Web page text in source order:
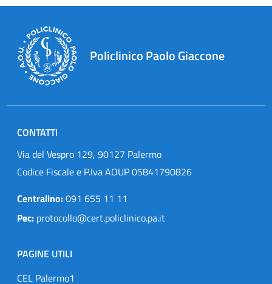
Policlinico Paolo Giaccone
CONTATTI
Via del Vespro 129, 90127 Palermo
Codice Fiscale e P.Iva AOUP 05841790826
Centralino:091 655 11 11
Pec: protocollo@cert.policlinico.pa.it
PAGINE UTILI
CEL Palermo1